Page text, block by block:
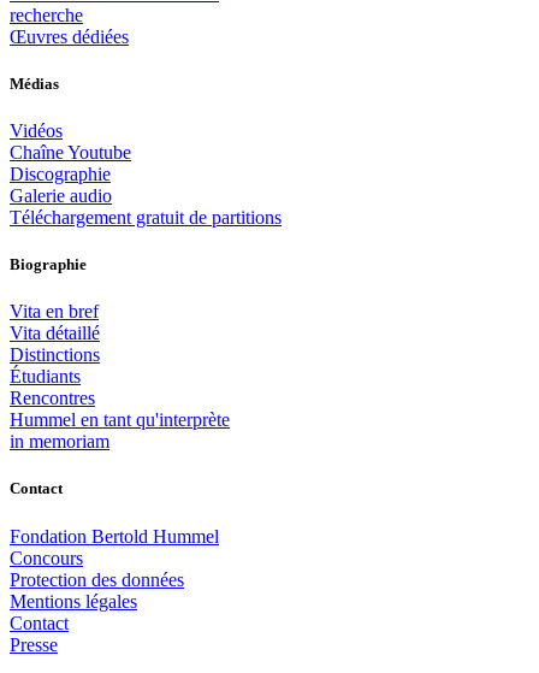
recherche
Œuvres dédiées
Médias
Vidéos
Chaîne Youtube
Discographie
Galerie audio
Téléchargement gratuit de partitions
Biographie
Vita en bref
Vita détaillé
Distinctions
Étudiants
Rencontres
Hummel en tant qu'interprète
in memoriam
Contact
Fondation Bertold Hummel
Concours
Protection des données
Mentions légales
Contact
Presse